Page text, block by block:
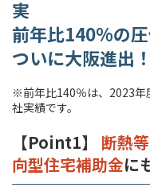
実
前年比140%の
ついに大阪進出！
※前年比140％は、2023年
社実績です。
【Point1】 断熱
向型住宅補助金に